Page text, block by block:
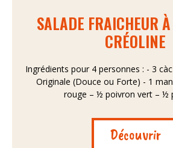
SALADE FRAICHEUR
CRÉOLINE
Ingrédients pour 4 personnes : - 3
Originale (Douce ou Forte) - 1
rouge – ½ poivron vert – ½
Découvrir